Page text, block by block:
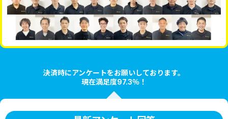
決済時にアンケートをお願いしております。
現在満足度97.3％！